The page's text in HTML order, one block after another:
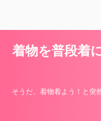
着物を普段着
そうだ、着物着よう！と突